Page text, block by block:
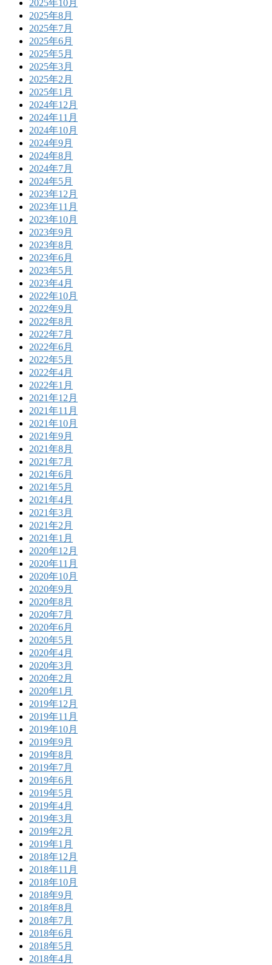
2025年10月
2025年8月
2025年7月
2025年6月
2025年5月
2025年3月
2025年2月
2025年1月
2024年12月
2024年11月
2024年10月
2024年9月
2024年8月
2024年7月
2024年5月
2023年12月
2023年11月
2023年10月
2023年9月
2023年8月
2023年6月
2023年5月
2023年4月
2022年10月
2022年9月
2022年8月
2022年7月
2022年6月
2022年5月
2022年4月
2022年1月
2021年12月
2021年11月
2021年10月
2021年9月
2021年8月
2021年7月
2021年6月
2021年5月
2021年4月
2021年3月
2021年2月
2021年1月
2020年12月
2020年11月
2020年10月
2020年9月
2020年8月
2020年7月
2020年6月
2020年5月
2020年4月
2020年3月
2020年2月
2020年1月
2019年12月
2019年11月
2019年10月
2019年9月
2019年8月
2019年7月
2019年6月
2019年5月
2019年4月
2019年3月
2019年2月
2019年1月
2018年12月
2018年11月
2018年10月
2018年9月
2018年8月
2018年7月
2018年6月
2018年5月
2018年4月